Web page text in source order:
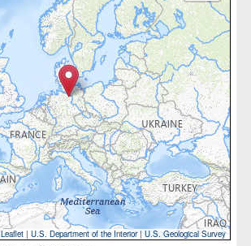
Leaflet | U.S. Department of the Interior|U.S. Geological Survey